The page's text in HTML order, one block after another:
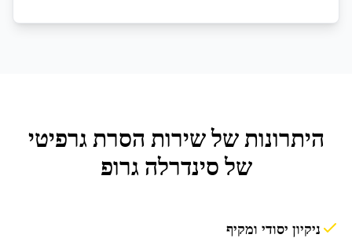
היתרונות של שירות הסרת גרפיטי
של סינדרלה גרופ
ניקיון יסודי ומקיף